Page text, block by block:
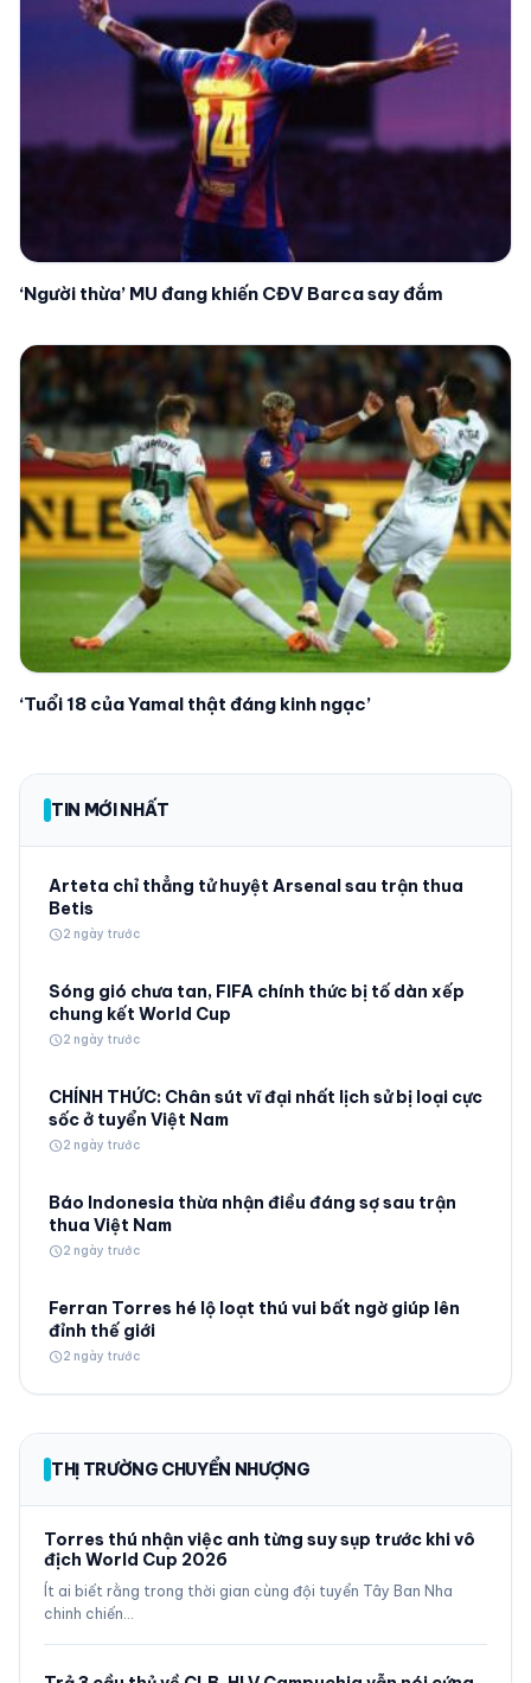
‘Người thừa’ MU đang khiến CĐV Barca say đắm
‘Tuổi 18 của Yamal thật đáng kinh ngạc’
TIN MỚI NHẤT
Arteta chỉ thẳng tử huyệt Arsenal sau trận thua
Betis
schedule2 ngày trước
Sóng gió chưa tan, FIFA chính thức bị tố dàn xếp
chung kết World Cup
schedule2 ngày trước
CHÍNH THỨC: Chân sút vĩ đại nhất lịch sử bị loại cực
sốc ở tuyển Việt Nam
schedule2 ngày trước
Báo Indonesia thừa nhận điều đáng sợ sau trận
thua Việt Nam
schedule2 ngày trước
Ferran Torres hé lộ loạt thú vui bất ngờ giúp lên
đỉnh thế giới
schedule2 ngày trước
THỊ TRƯỜNG CHUYỂN NHƯỢNG
Torres thú nhận việc anh từng suy sụp trước khi vô
địch World Cup 2026
Ít ai biết rằng trong thời gian cùng đội tuyển Tây Ban Nha
chinh chiến…